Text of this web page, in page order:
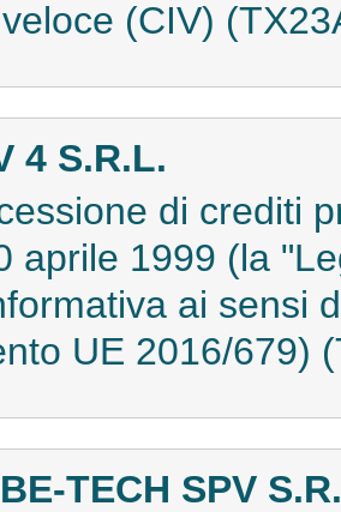
(CIV)
4 S.R.L.
di crediti
aprile 1999 (la
ai sensi
UE 2016/679)
TECH SPV